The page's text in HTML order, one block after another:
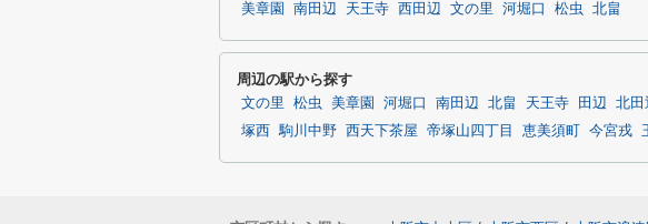
美章園 南田辺 天王寺 西田辺 文の里 河堀口 松虫 北畠
周辺の駅から探す
文の里 松虫 美章園 河堀口 南田辺 北畠 天王寺 田辺 北田
塚西
駒川中野 西天下茶屋 帝塚山四丁目 恵美須町 今宮戎